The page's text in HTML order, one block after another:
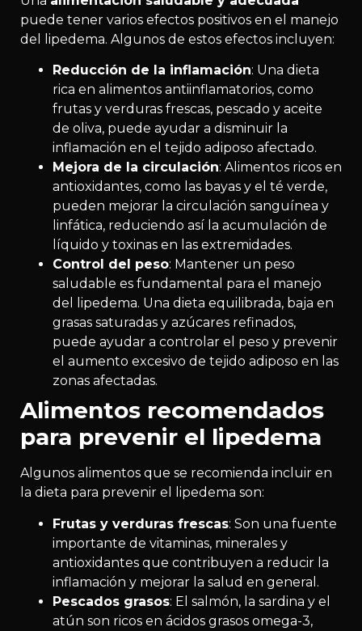
puede tener varios efectos positivos en el manejo
del lipedema. Algunos de estos efectos incluyen:
Reducción de la inflamación: Una dieta
rica en alimentos antiinflamatorios, como
frutas y verduras frescas, pescado y aceite
de oliva, puede ayudar a disminuir la
inflamación en el tejido adiposo afectado.
Mejora de la circulación: Alimentos ricos en
antioxidantes, como las bayas y el té verde,
pueden mejorar la circulación sanguínea y
linfática, reduciendo así la acumulación de
líquido y toxinas en las extremidades.
Control del peso: Mantener un peso
saludable es fundamental para el manejo
del lipedema. Una dieta equilibrada, baja en
grasas saturadas y azúcares refinados,
puede ayudar a controlar el peso y prevenir
el aumento excesivo de tejido adiposo en las
zonas afectadas.
Alimentos recomendados
para prevenir el lipedema
Algunos alimentos que se recomienda incluir en
la dieta para prevenir el lipedema son:
Frutas y verduras frescas: Son una fuente
importante de vitaminas, minerales y
antioxidantes que contribuyen a reducir la
inflamación y mejorar la salud en general.
Pescados grasos: El salmón, la sardina y el
atún son ricos en ácidos grasos omega-3,